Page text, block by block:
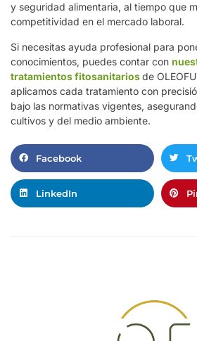
y seguridad alimentaria, al tiempo que
competitividad en el mercado laboral.
Si necesitas ayuda profesional para
conocimientos, puedes contar con
tratamientos fitosanitariosde
aplicamos cada tratamiento con
bajo las normativas vigentes,
cultivos y del medio ambiente.
Facebook
LinkedIn